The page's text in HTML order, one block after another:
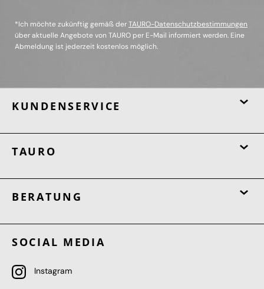
*Ich möchte zukünftig gemäß derTAURO-Datenschutzbestimmungen
über aktuelle Angebote von TAURO per E-Mail informiert werden. Eine
Abmeldung ist jederzeit kostenlos möglich.
KUNDENSERVICE
TAURO
BERATUNG
SOCIAL MEDIA
Instagram